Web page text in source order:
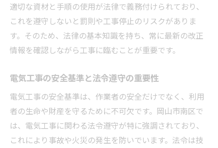
電気工事士として守るべき地域の規則
電気工事の資格取得と地域手続きの流れ
電気事業法のポイントを押さえて安心工事
電気工事業と電気事業法の関係性とは
法令に沿った電気工事で安心を確保する
電気工事の手続きと電気事業法の概要
電気工事違反を防ぐための法的ポイント
必要な資格と許可申請の流れを徹底解説
適切な資材と手順の使用が法律で義務付けられており、
これを遵守しないと罰則や工事停止のリスクがありま
す。そのため、法律の基本知識を持ち、常に最新の改正
情報を確認しながら工事に臨むことが重要です。
電気工事の安全基準と法令遵守の重要性
電気工事の安全基準は、作業者の安全だけでなく、利用
者の生命や財産を守るために不可欠です。岡山市南区で
は、電気工事に関わる法令遵守が特に強調されており、
これにより事故や火災の発生を防いでいます。法令は技